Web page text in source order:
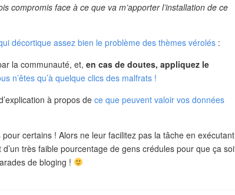
compromis face à ce que va m’apporter l’installation de ce
décortique assez bien le problème des thèmes vérolés :
la communauté, et, en cas de doutes, appliquez le
n’êtes qu’à quelque clics des malfrats !
à propos de ce que peuvent valoir vos données
certains ! Alors ne leur facilitez pas la tâche en exécutant
très faible pourcentage de gens crédules pour que ça
de bloging !